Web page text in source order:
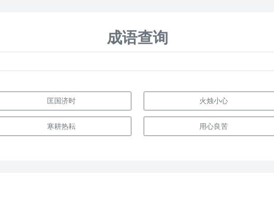
成语查询
匡国济时 火烛小心
寒耕热耘 用心良苦